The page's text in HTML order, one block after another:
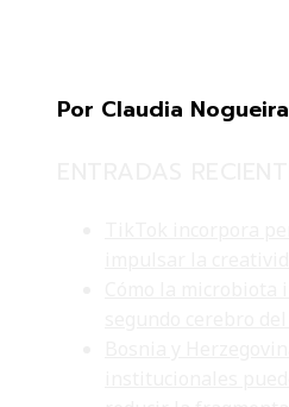
Por Claudia Nogueira